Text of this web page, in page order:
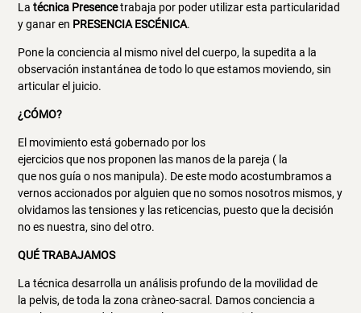
Latécnica Presencetrabaja por poder utilizar esta particularidad
y ganar en PRESENCIA ESCÉNICA.
Pone la conciencia al mismo nivel del cuerpo, la supedita a la
observación instantánea de todo lo que estamos moviendo, sin
articular el juicio.
¿CÓMO?
El movimiento está gobernado por los
ejercicios que nos proponen las manos de la pareja ( la
que nos guía o nos manipula). De este modo acostumbramos a
vernos accionados por alguien que no somos nosotros mismos, y
olvidamos las tensiones y las reticencias, puesto que la decisión
no es nuestra, sino del otro.
QUÉ TRABAJAMOS
La técnica desarrolla un análisis profundo de la movilidad de
la pelvis, de toda la zona cràneo-sacral. Damos conciencia a